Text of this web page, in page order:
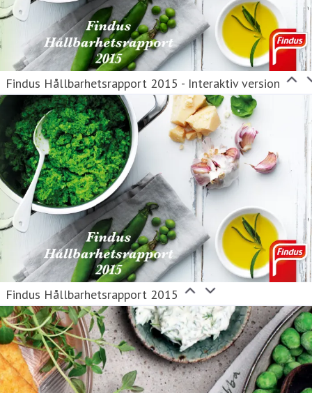
Findus Hållbarhetsrapport 2015 - Interaktiv version
Findus Hållbarhetsrapport 2015